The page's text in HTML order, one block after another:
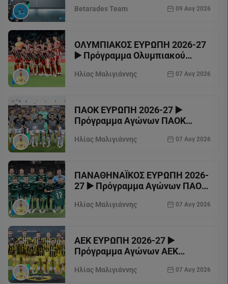
& μπάσκετ;
Betarades Team 09 Αυγ 2026
ΟΛΥΜΠΙΑΚΟΣ ΕΥΡΩΠΗ 2026-27
▶️ Πρόγραμμα Ολυμπιακού
Ηλίας Μαλιγιάννης 07 Αυγ 2026
ΠΑΟΚ ΕΥΡΩΠΗ 2026-27 ▶️
Πρόγραμμα Αγώνων ΠΑΟΚ
Ηλίας Μαλιγιάννης 07 Αυγ 2026
ΠΑΝΑΘΗΝΑΪΚΟΣ ΕΥΡΩΠΗ 2026-
27 ▶️ Πρόγραμμα Αγώνων ΠΑΟ
Ηλίας Μαλιγιάννης 07 Αυγ 2026
ΑΕΚ ΕΥΡΩΠΗ 2026-27 ▶️
Πρόγραμμα Αγώνων ΑΕΚ
Ηλίας Μαλιγιάννης 07 Αυγ 2026